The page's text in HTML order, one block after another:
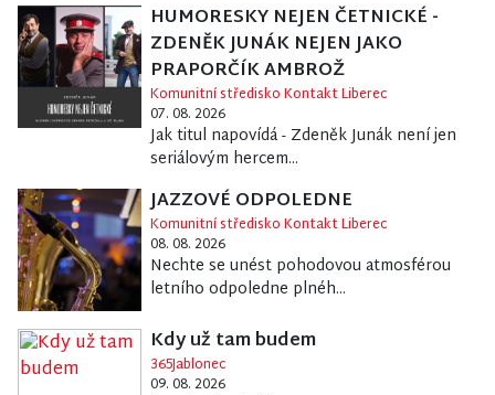
HUMORESKY NEJEN ČETNICKÉ -
ZDENĚK JUNÁK NEJEN JAKO
PRAPORČÍK AMBROŽ
Komunitní středisko Kontakt Liberec
07. 08. 2026
Jak titul napovídá - Zdeněk Junák není jen
seriálovým hercem...
JAZZOVÉ ODPOLEDNE
Komunitní středisko Kontakt Liberec
08. 08. 2026
Nechte se unést pohodovou atmosférou
letního odpoledne plnéh...
Kdy už tam budem
365Jablonec
09. 08. 2026